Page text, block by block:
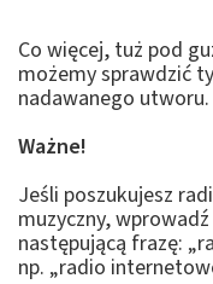
Co więcej, tuż pod
możemy sprawdzić
nadawanego utworu.
Ważne!
Jeśli poszukujesz
muzyczny,
następującą frazę:
np. „radio